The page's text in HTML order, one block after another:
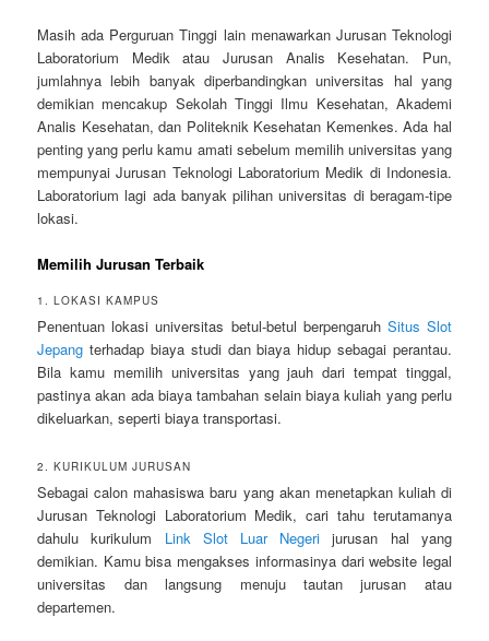
Masih ada Perguruan Tinggi lain menawarkan Jurusan Teknologi
Laboratorium Medik atau Jurusan Analis Kesehatan. Pun,
jumlahnya lebih banyak diperbandingkan universitas hal yang
demikian mencakup Sekolah Tinggi Ilmu Kesehatan, Akademi
Analis Kesehatan, dan Politeknik Kesehatan Kemenkes. Ada hal
penting yang perlu kamu amati sebelum memilih universitas yang
mempunyai Jurusan Teknologi Laboratorium Medik di Indonesia.
Laboratorium lagi ada banyak pilihan universitas di beragam-tipe
lokasi.
Memilih Jurusan Terbaik
1. LOKASI KAMPUS
Penentuan lokasi universitas betul-betul berpengaruh Situs Slot
Jepang terhadap biaya studi dan biaya hidup sebagai perantau.
Bila kamu memilih universitas yang jauh dari tempat tinggal,
pastinya akan ada biaya tambahan selain biaya kuliah yang perlu
dikeluarkan, seperti biaya transportasi.
2. KURIKULUM JURUSAN
Sebagai calon mahasiswa baru yang akan menetapkan kuliah di
Jurusan Teknologi Laboratorium Medik, cari tahu terutamanya
dahulu kurikulum Link Slot Luar Negeri jurusan hal yang
demikian. Kamu bisa mengakses informasinya dari website legal
universitas dan langsung menuju tautan jurusan atau
departemen.